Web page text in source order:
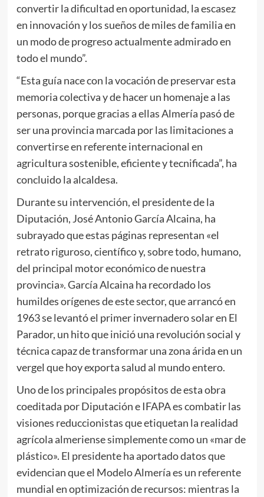
convertir la dificultad en oportunidad, la escasez
en innovación y los sueños de miles de familia en
un modo de progreso actualmente admirado en
todo el mundo”.
“Esta guía nace con la vocación de preservar esta
memoria colectiva y de hacer un homenaje a las
personas, porque gracias a ellas Almería pasó de
ser una provincia marcada por las limitaciones a
convertirse en referente internacional en
agricultura sostenible, eficiente y tecnificada”, ha
concluido la alcaldesa.
Durante su intervención, el presidente de la
Diputación, José Antonio García Alcaina, ha
subrayado que estas páginas representan «el
retrato riguroso, científico y, sobre todo, humano,
del principal motor económico de nuestra
provincia». García Alcaina ha recordado los
humildes orígenes de este sector, que arrancó en
1963 se levantó el primer invernadero solar en El
Parador, un hito que inició una revolución social y
técnica capaz de transformar una zona árida en un
vergel que hoy exporta salud al mundo entero.
Uno de los principales propósitos de esta obra
coeditada por Diputación e IFAPA es combatir las
visiones reduccionistas que etiquetan la realidad
agrícola almeriense simplemente como un «mar de
plástico». El presidente ha aportado datos que
evidencian que el Modelo Almería es un referente
mundial en optimización de recursos: mientras la